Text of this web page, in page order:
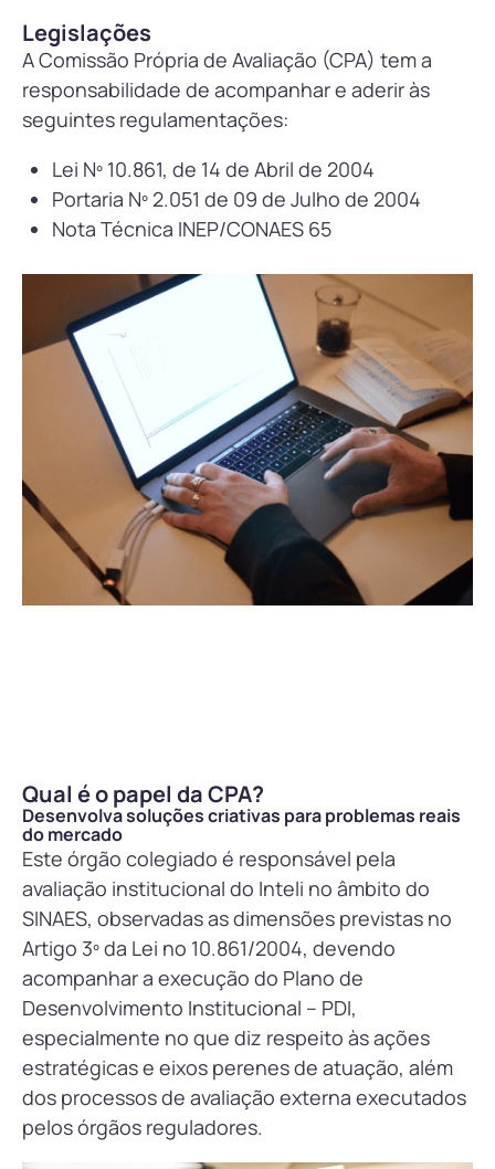
Legislações
A Comissão Própria de Avaliação (CPA) tem a
responsabilidade de acompanhar e aderir às
seguintes regulamentações:
Lei Nº 10.861, de 14 de Abril de 2004
Portaria Nº 2.051 de 09 de Julho de 2004
Nota Técnica INEP/CONAES 65
Qual é o papel da CPA?
Desenvolva soluções criativas para problemas reais
do mercado
Este órgão colegiado é responsável pela
avaliação institucional do Inteli no âmbito do
SINAES, observadas as dimensões previstas no
Artigo 3º da Lei no 10.861/2004, devendo
acompanhar a execução do Plano de
Desenvolvimento Institucional – PDI,
especialmente no que diz respeito às ações
estratégicas e eixos perenes de atuação, além
dos processos de avaliação externa executados
pelos órgãos reguladores.